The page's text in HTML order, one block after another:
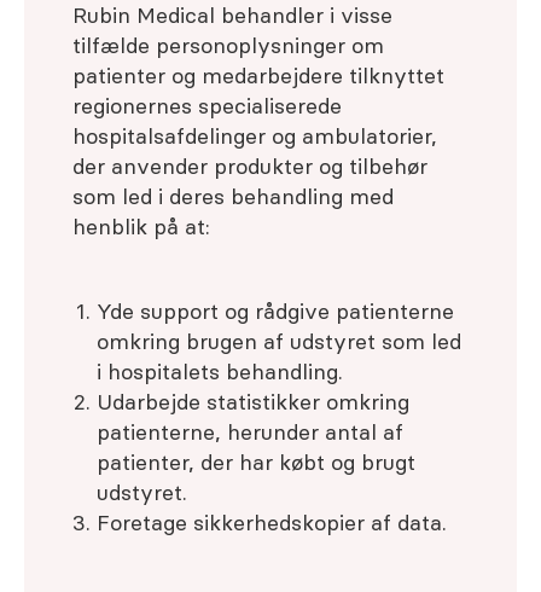
Rubin Medical behandler i visse
tilfælde personoplysninger om
patienter og medarbejdere tilknyttet
regionernes specialiserede
hospitalsafdelinger og ambulatorier,
der anvender produkter og tilbehør
som led i deres behandling med
henblik på at:
Yde support og rådgive patienterne
omkring brugen af udstyret som led
i hospitalets behandling.
Udarbejde statistikker omkring
patienterne, herunder antal af
patienter, der har købt og brugt
udstyret.
Foretage sikkerhedskopier af data.